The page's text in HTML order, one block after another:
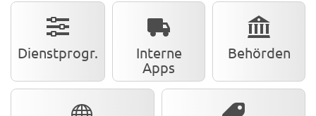
Dienstprogr.
Interne
Apps
Behörden